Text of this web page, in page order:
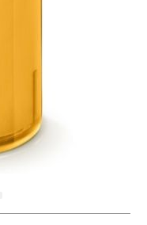
gallerij